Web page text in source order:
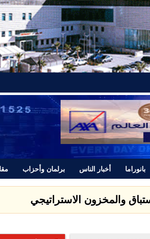
بانوراما أخبار الناس برلمان وأحزاب
وتصدر بيانا للرأي العام